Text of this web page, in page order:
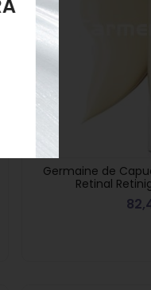
Germaine de
Retinal